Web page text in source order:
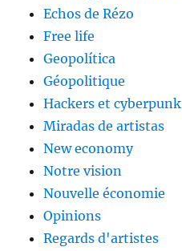
Echos de Rézo
Free life
Geopolítica
Géopolitique
Hackers et cyberpunk
Miradas de artistas
New economy
Notre vision
Nouvelle économie
Opinions
Regards d'artistes